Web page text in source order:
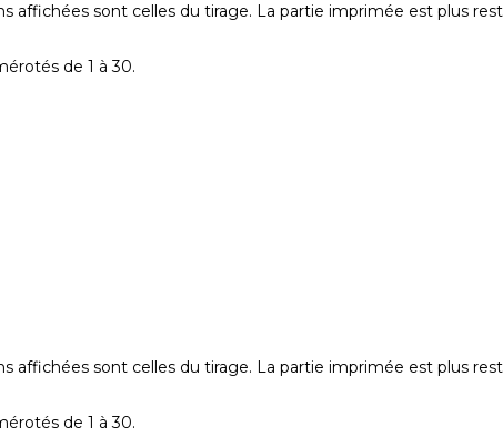
affichées sont celles du tirage. La partie imprimée est plus
de 1 à 30.
affichées sont celles du tirage. La partie imprimée est plus
de 1 à 30.